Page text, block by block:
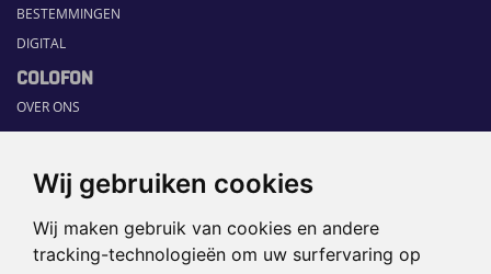
Wij gebruiken cookies
Wij maken gebruik van cookies en andere
tracking-technologieën om uw surfervaring op
BESTEMMINGEN
DIGITAL
COLOFON
OVER ONS
COMMUNICATION PLATFORM
RUBRIEKEN
HOME
SECTORGIDS